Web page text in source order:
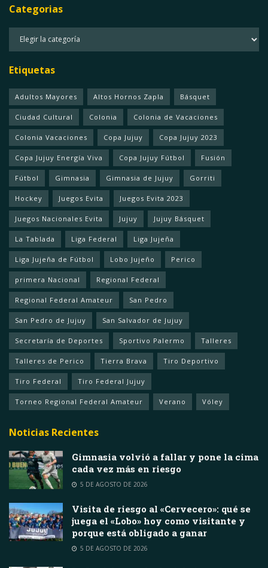
Categorias
Etiquetas
Adultos Mayores Altos Hornos Zapla Básquet
Ciudad Cultural Colonia Colonia de Vacaciones
Colonia Vacaciones Copa Jujuy Copa Jujuy 2023
Copa Jujuy Energía Viva Copa Jujuy Fútbol Fusión
Fútbol Gimnasia Gimnasia de Jujuy Gorriti
Hockey Juegos Evita Juegos Evita 2023
Juegos Nacionales Evita Jujuy Jujuy Básquet
La Tablada Liga Federal Liga Jujeña
Liga Jujeña de Fútbol Lobo Jujeño Perico
primera Nacional Regional Federal
Regional Federal Amateur San Pedro
San Pedro de Jujuy San Salvador de Jujuy
Secretaría de Deportes Sportivo Palermo Talleres
Talleres de Perico Tierra Brava Tiro Deportivo
Tiro Federal Tiro Federal Jujuy
Torneo Regional Federal Amateur Verano Vóley
Noticias Recientes
Gimnasia volvió a fallar y pone la cima
cada vez más en riesgo
5 DE AGOSTO DE 2026
Visita de riesgo al «Cervecero»: qué se
juega el «Lobo» hoy como visitante y
porque está obligado a ganar
5 DE AGOSTO DE 2026